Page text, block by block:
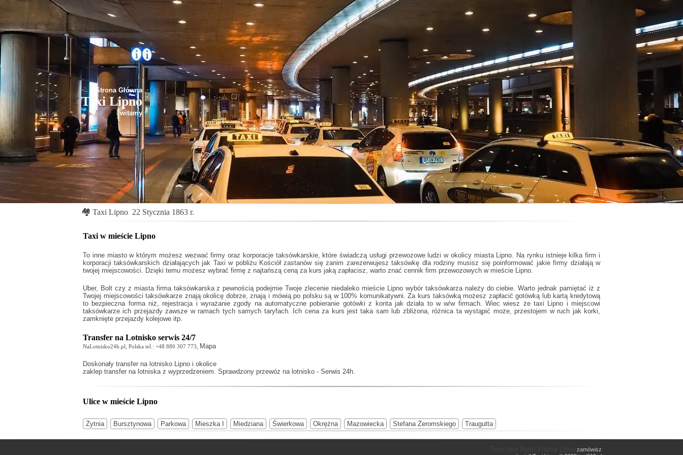
Strona Główna
Taxi Lipno
witamy
🏘 Taxi Lipno 22 Stycznia 1863 r.
Taxi w mieście Lipno
To inne miasto w którym możesz wezwać firmy oraz korporacje taksówkarskie, które świadczą usługi przewozowe ludzi w okolicy miasta Lipno. Na rynku istnieje kilka firm i
korporacji taksówkarskich działających jak Taxi w pobliżu Kościół zastanów się zanim zarezerwujesz taksówkę dla rodziny musisz się poinformować jakie firmy działają w
twojej miejscowości. Dzięki temu możesz wybrać firmę z najtańszą ceną za kurs jaką zapłacisz, warto znać cennik firm przewozowych w mieście Lipno.
Uber, Bolt czy z miasta firma taksówkarska z pewnością podejmie Twoje zlecenie niedaleko mieście Lipno wybór taksówkarza należy do ciebie. Warto jednak pamiętać iż z
Twojej miejscowości taksówkarze znają okolicę dobrze, znają i mówią po polsku są w 100% komunikatywni. Za kurs taksówką możesz zapłacić gotówką lub kartą kredytową
to bezpieczna forma niż, rejestracja i wyrażanie zgody na automatyczne pobieranie gotówki z konta jak działa to w w/w firmach. Wiec wiesz że taxi Lipno i miejscowi
taksówkarze ich przejazdy zawsze w ramach tych samych taryfach. Ich cena za kurs jest taka sam lub zbliżona, różnica ta wystąpić może, przestojem w ruch jak korki,
zamknięte przejazdy kolejowe itp.
Transfer na Lotnisko serwis 24/7
NaLotnisko24h.pl, Polska tel.: +48 880 307 773, Mapa
Doskonały transfer na lotnisko Lipno i okolice
zaklep transfer na lotniska z wyprzedzeniem. Sprawdzony przewóz na lotnisko - Serwis 24h.
Ulice w mieście Lipno
Żytnia Bursztynowa Parkowa Mieszka I Miedziana Świerkowa Okrężna Mazowiecka Stefana Żeromskiego Traugutta
zamówisz